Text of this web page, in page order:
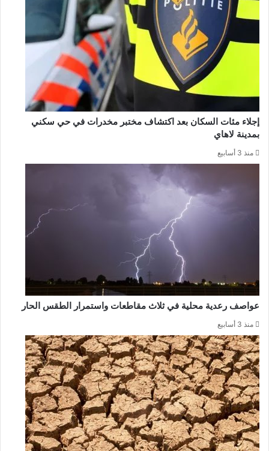
إجلاء مئات السكان بعد اكتشاف مختبر مخدرات في حي سكني
بمدينة لاهاي
منذ 3 أسابيع
عواصف رعدية محلية في ثلاث مقاطعات واستمرار الطقس الحار
منذ 3 أسابيع